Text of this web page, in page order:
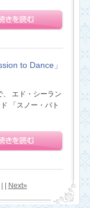
to Dance」
エド・シーラン
「スノー・パト
Next»